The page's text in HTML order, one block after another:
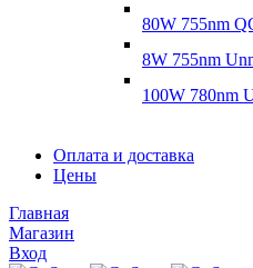
80W 755nm
8W 755nm
100W 780nm
Диоды
Оплата и доставка
Цены
Главная
Магазин
Вход